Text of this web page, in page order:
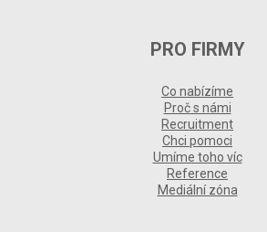
PRO FIRMY
Co nabízíme
Proč s námi
Recruitment
Chci pomoci
Umíme toho víc
Reference
Mediální zóna